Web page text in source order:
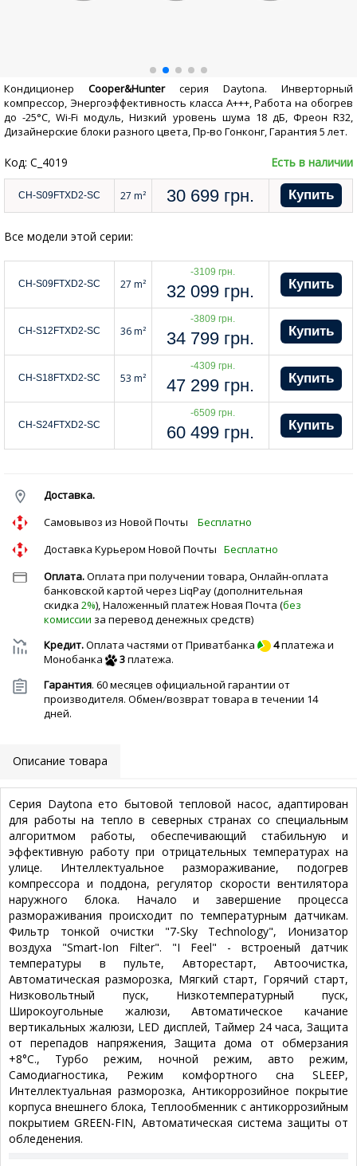
Кондиционер Cooper&Hunterсерия Daytona. Инверторный
компрессор, Энергоэффективность класса А+++, Работа на обогрев
до -25°С, Wi-Fi модуль, Низкий уровень шума 18 дБ, Фреон R32,
Дизайнерские блоки разного цвета, Пр-во Гонконг, Гарантия 5 лет.
Код: C_4019 Есть в наличии
CH-S09FTXD2-SC 27 m² 30 699 грн.
Все модели этой серии:
CH-S09FTXD2-SC 27 m²
-3109 грн.
32 099 грн.
CH-S12FTXD2-SC 36 m²
-3809 грн.
34 799 грн.
CH-S18FTXD2-SC 53 m²
-4309 грн.
47 299 грн.
CH-S24FTXD2-SC
-6509 грн.
60 499 грн.
Доставка.
Cамовывоз из Новой Почты Бесплатно
Доставка Курьером Новой Почты Бесплатно
Оплата.Оплата при получении товара, Онлайн-оплата
банковской картой через LiqPay (дополнительная
скидка 2%), Наложенный платеж Новая Почта (без
комиссии за перевод денежных средств)
Кредит.Оплата частями от Приватбанка 4платежа и
Монобанка
3платежа.
Гарантия. 60 месяцев официальной гарантии от
производителя. Обмен/возврат товара в течении 14
дней.
Описание товара
Серия Daytona ето бытовой тепловой насос, адаптирован
для работы на тепло в северных странах со специальным
алгоритмом работы, обеспечивающий стабильную и
эффективную работу при отрицательных температурах на
улице. Интеллектуальное размораживание, подогрев
компрессора и поддона, регулятор скорости вентилятора
наружного блока. Начало и завершение процесса
размораживания происходит по температурным датчикам.
Фильтр тонкой очистки "7-Sky Technology", Ионизатор
воздуха "Smart-Ion Filter". "I Feel" - встроеный датчик
температуры в пульте, Авторестарт, Автоочистка,
Автоматическая разморозка, Мягкий старт, Горячий старт,
Низковольтный пуск, Низкотемпературный пуск,
Широкоугольные жалюзи, Автоматическое качание
вертикальных жалюзи, LED дисплей, Таймер 24 часа, Защита
от перепадов напряжения, Защита дома от обмерзания
+8°C., Турбо режим, ночной режим, авто режим,
Самодиагностика, Режим комфортного сна SLЕЕР,
Интеллектуальная разморозка, Антикоррозийное покрытие
корпуса внешнего блока, Теплообменник с антикоррозийным
покрытием GREEN-FIN, Автоматическая система защиты от
обледенения.